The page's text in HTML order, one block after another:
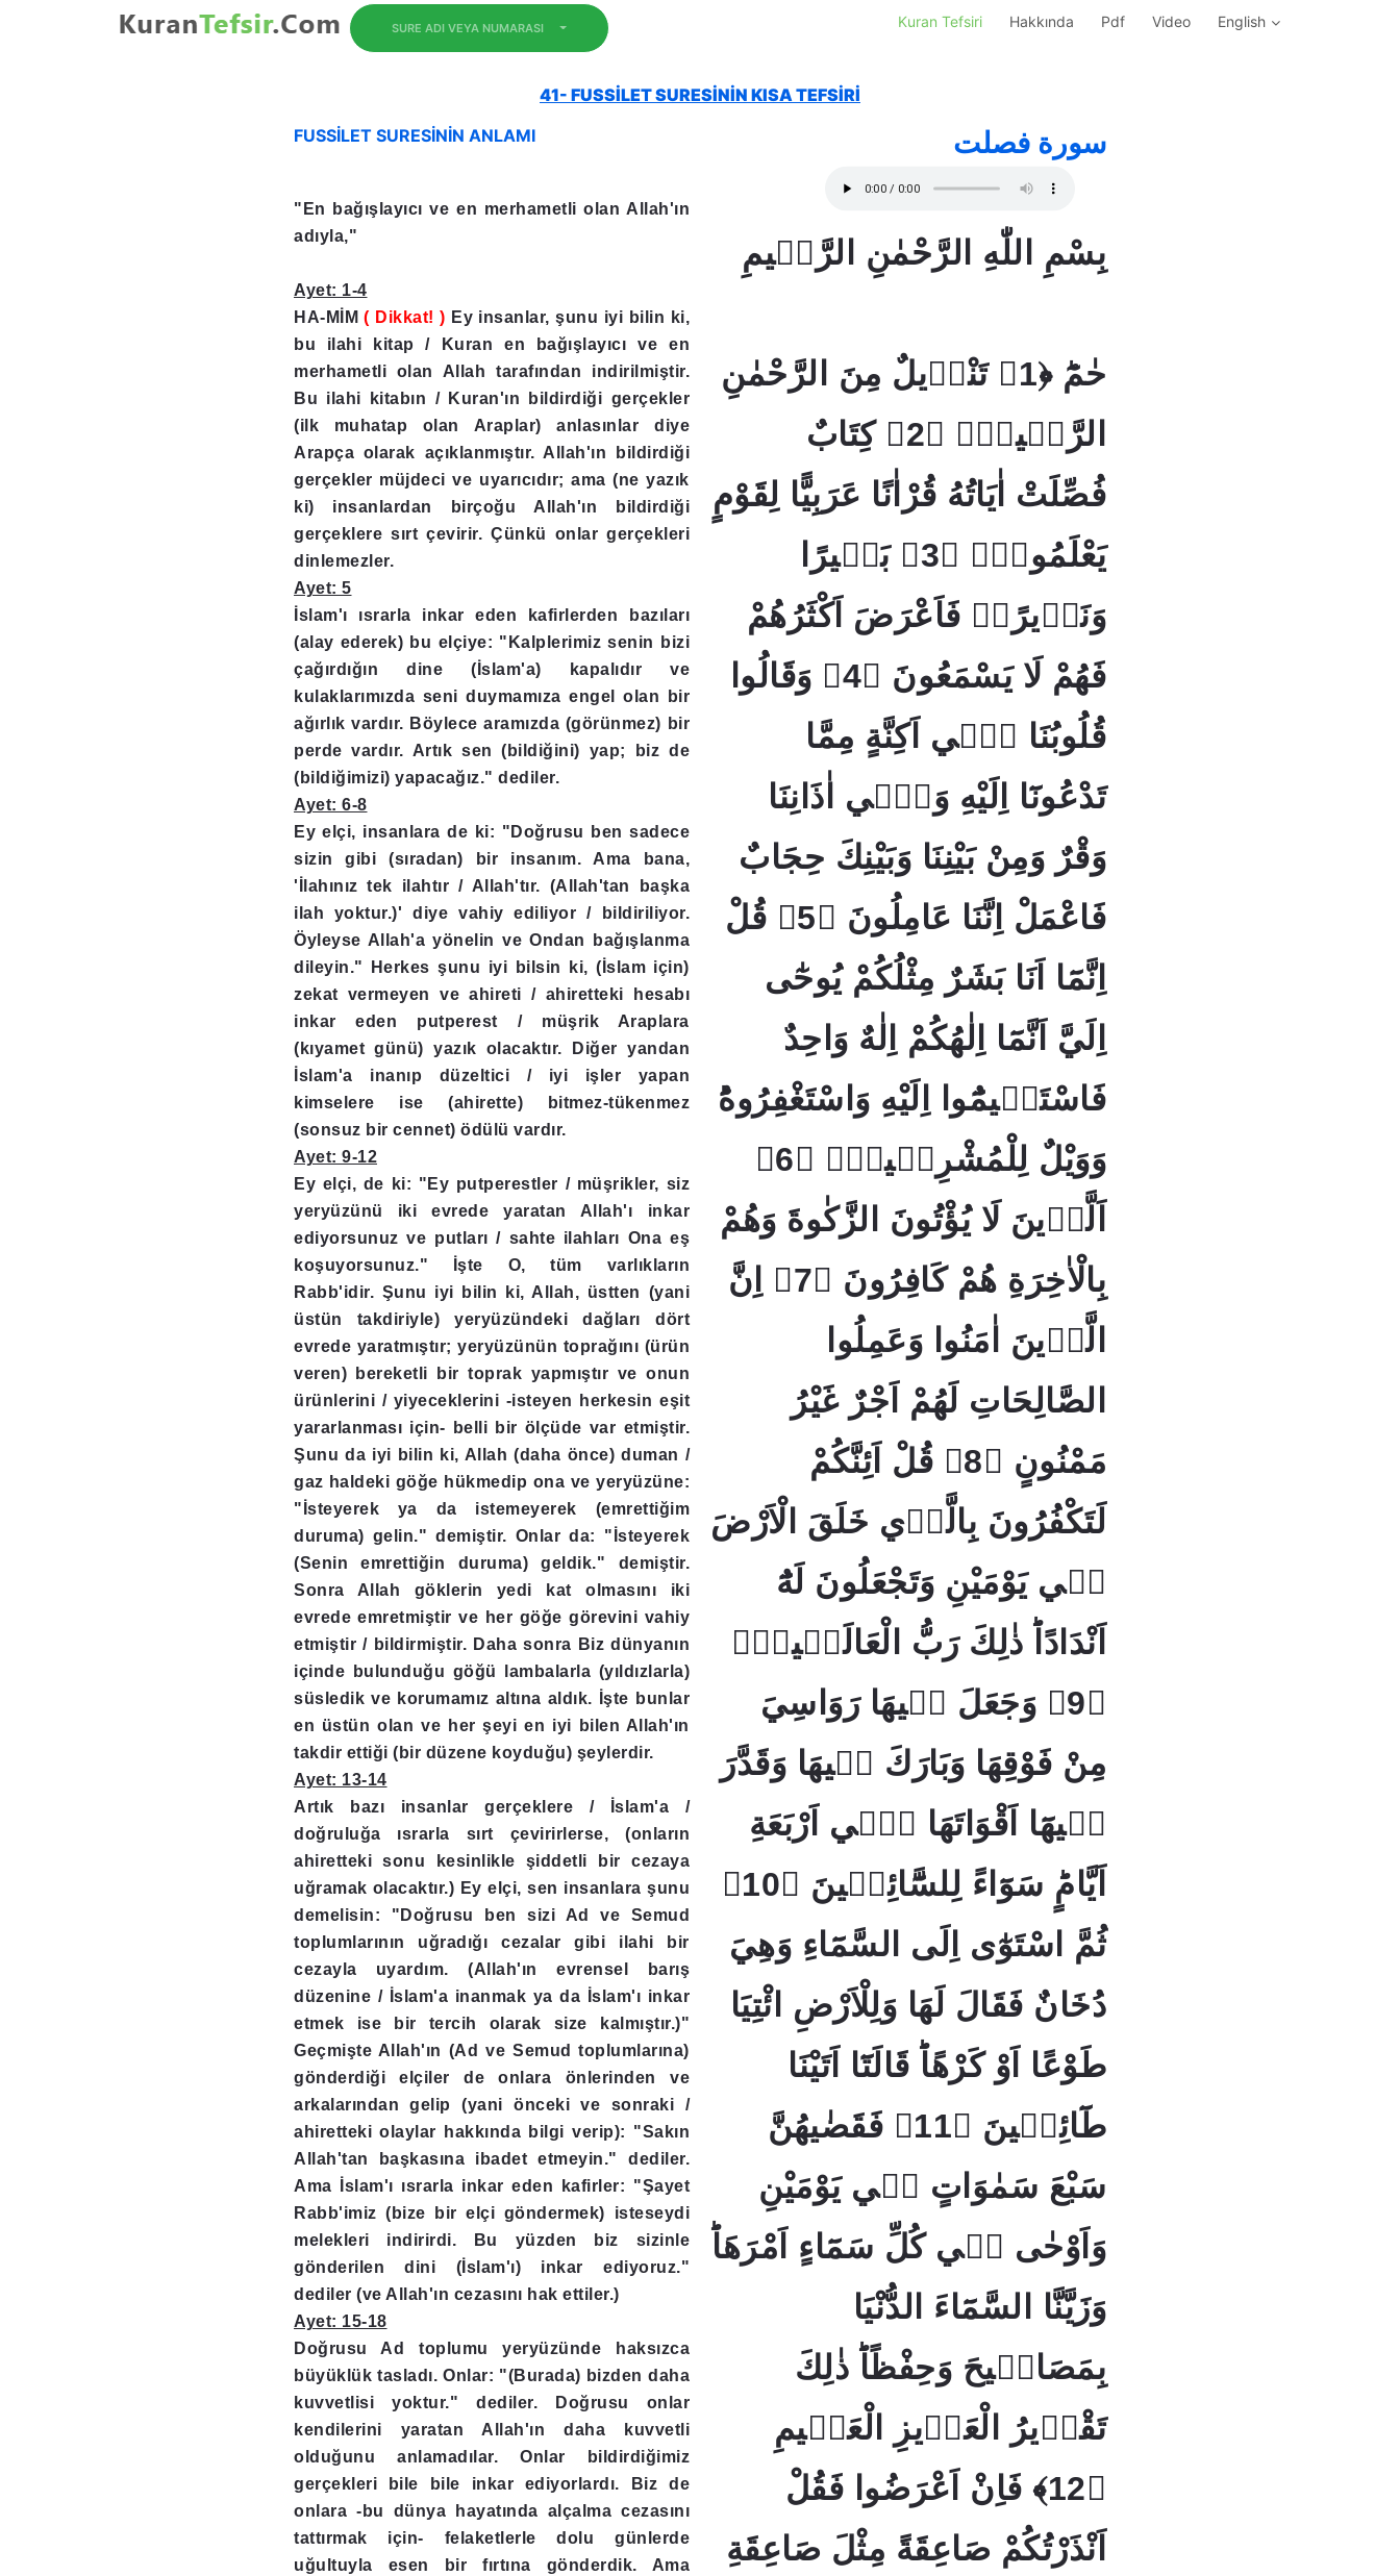
Kuran Tefsiri Hakkında Pdf Video English
SURE ADI VEYA NUMARASI
41- FUSSİLET SURESİNİN KISA TEFSİRİ
FUSSİLET SURESİNİN ANLAMI
"En bağışlayıcı ve en merhametli olan Allah'ın
adıyla,"
Ayet: 1-4
HA-MİM( Dikkat! ) Ey insanlar, şunu iyi bilin ki,
bu ilahi kitap / Kuran en bağışlayıcı ve en
merhametli olan Allah tarafından indirilmiştir.
Bu ilahi kitabın / Kuran'ın bildirdiği gerçekler
(ilk muhatap olan Araplar) anlasınlar diye
Arapça olarak açıklanmıştır. Allah'ın bildirdiği
gerçekler müjdeci ve uyarıcıdır; ama (ne yazık
ki) insanlardan birçoğu Allah'ın bildirdiği
gerçeklere sırt çevirir. Çünkü onlar gerçekleri
dinlemezler.
Ayet: 5
İslam'ı ısrarla inkar eden kafirlerden bazıları
(alay ederek) bu elçiye: "Kalplerimiz senin bizi
çağırdığın dine (İslam'a) kapalıdır ve
kulaklarımızda seni duymamıza engel olan bir
ağırlık vardır. Böylece aramızda (görünmez) bir
perde vardır. Artık sen (bildiğini) yap; biz de
(bildiğimizi) yapacağız." dediler.
Ayet: 6-8
Ey elçi, insanlara de ki: "Doğrusu ben sadece
sizin gibi (sıradan) bir insanım. Ama bana,
'İlahınız tek ilahtır / Allah'tır. (Allah'tan başka
ilah yoktur.)' diye vahiy ediliyor / bildiriliyor.
Öyleyse Allah'a yönelin ve Ondan bağışlanma
dileyin." Herkes şunu iyi bilsin ki, (İslam için)
zekat vermeyen ve ahireti / ahiretteki hesabı
inkar eden putperest / müşrik Araplara
(kıyamet günü) yazık olacaktır. Diğer yandan
İslam'a inanıp düzeltici / iyi işler yapan
kimselere ise (ahirette) bitmez-tükenmez
(sonsuz bir cennet) ödülü vardır.
Ayet: 9-12
Ey elçi, de ki: "Ey putperestler / müşrikler, siz
yeryüzünü iki evrede yaratan Allah'ı inkar
ediyorsunuz ve putları / sahte ilahları Ona eş
koşuyorsunuz." İşte O, tüm varlıkların
Rabb'idir. Şunu iyi bilin ki, Allah, üstten (yani
üstün takdiriyle) yeryüzündeki dağları dört
evrede yaratmıştır; yeryüzünün toprağını (ürün
veren) bereketli bir toprak yapmıştır ve onun
ürünlerini / yiyeceklerini -isteyen herkesin eşit
yararlanması için- belli bir ölçüde var etmiştir.
Şunu da iyi bilin ki, Allah (daha önce) duman /
gaz haldeki göğe hükmedip ona ve yeryüzüne:
"İsteyerek ya da istemeyerek (emrettiğim
duruma) gelin." demiştir. Onlar da: "İsteyerek
(Senin emrettiğin duruma) geldik." demiştir.
Sonra Allah göklerin yedi kat olmasını iki
evrede emretmiştir ve her göğe görevini vahiy
etmiştir / bildirmiştir. Daha sonra Biz dünyanın
içinde bulunduğu göğü lambalarla (yıldızlarla)
süsledik ve korumamız altına aldık. İşte bunlar
en üstün olan ve her şeyi en iyi bilen Allah'ın
takdir ettiği (bir düzene koyduğu) şeylerdir.
Ayet: 13-14
Artık bazı insanlar gerçeklere / İslam'a /
doğruluğa ısrarla sırt çevirirlerse, (onların
ahiretteki sonu kesinlikle şiddetli bir cezaya
uğramak olacaktır.) Ey elçi, sen insanlara şunu
demelisin: "Doğrusu ben sizi Ad ve Semud
toplumlarının uğradığı cezalar gibi ilahi bir
cezayla uyardım. (Allah'ın evrensel barış
düzenine / İslam'a inanmak ya da İslam'ı inkar
etmek ise bir tercih olarak size kalmıştır.)"
Geçmişte Allah'ın (Ad ve Semud toplumlarına)
gönderdiği elçiler de onlara önlerinden ve
arkalarından gelip (yani önceki ve sonraki /
ahiretteki olaylar hakkında bilgi verip): "Sakın
Allah'tan başkasına ibadet etmeyin." dediler.
Ama İslam'ı ısrarla inkar eden kafirler: "Şayet
Rabb'imiz (bize bir elçi göndermek) isteseydi
melekleri indirirdi. Bu yüzden biz sizinle
gönderilen dini (İslam'ı) inkar ediyoruz."
dediler (ve Allah'ın cezasını hak ettiler.)
Ayet: 15-18
Doğrusu Ad toplumu yeryüzünde haksızca
büyüklük tasladı. Onlar: "(Burada) bizden daha
kuvvetlisi yoktur." dediler. Doğrusu onlar
kendilerini yaratan Allah'ın daha kuvvetli
olduğunu anlamadılar. Onlar bildirdiğimiz
gerçekleri bile bile inkar ediyorlardı. Biz de
onlara -bu dünya hayatında alçalma cezasını
tattırmak için- felaketlerle dolu günlerde
uğultuyla esen bir fırtına gönderdik. Ama
سورة فصلت
بِسْمِ اللّٰهِ الرَّحْمٰنِ الرَّحٖيمِ
حٰمٓؕ ﴿1﴾ تَنْزٖيلٌ مِنَ الرَّحْمٰنِ
الرَّحٖيمِۚ ﴿2﴾ كِتَابٌ
فُصِّلَتْ اٰيَاتُهُ قُرْاٰنًا عَرَبِيًّا لِقَوْمٍ
يَعْلَمُونَۙ ﴿3﴾ بَشٖيرًا
وَنَذٖيرًاۚ فَاَعْرَضَ اَكْثَرُهُمْ
فَهُمْ لَا يَسْمَعُونَ ﴿4﴾ وَقَالُوا
قُلُوبُنَا فٖٓي اَكِنَّةٍ مِمَّا
تَدْعُونَٓا اِلَيْهِ وَفٖٓي اٰذَانِنَا
وَقْرٌ وَمِنْ بَيْنِنَا وَبَيْنِكَ حِجَابٌ
فَاعْمَلْ اِنَّنَا عَامِلُونَ ﴿5﴾ قُلْ
اِنَّمَٓا اَنَا بَشَرٌ مِثْلُكُمْ يُوحٰٓى
اِلَيَّ اَنَّمَٓا اِلٰهُكُمْ اِلٰهٌ وَاحِدٌ
فَاسْتَقٖيمُٓوا اِلَيْهِ وَاسْتَغْفِرُوهُؕ
وَوَيْلٌ لِلْمُشْرِكٖينَۙ ﴿6﴾
اَلَّذٖينَ لَا يُؤْتُونَ الزَّكٰوةَ وَهُمْ
بِالْاٰخِرَةِ هُمْ كَافِرُونَ ﴿7﴾ اِنَّ
الَّذٖينَ اٰمَنُوا وَعَمِلُوا
الصَّالِحَاتِ لَهُمْ اَجْرٌ غَيْرُ
مَمْنُونٍ ﴿8﴾ قُلْ اَئِنَّكُمْ
لَتَكْفُرُونَ بِالَّذٖي خَلَقَ الْاَرْضَ
فٖي يَوْمَيْنِ وَتَجْعَلُونَ لَهُٓ
اَنْدَادًاؕ ذٰلِكَ رَبُّ الْعَالَمٖينَۚ
﴿9﴾ وَجَعَلَ فٖيهَا رَوَاسِيَ
مِنْ فَوْقِهَا وَبَارَكَ فٖيهَا وَقَدَّرَ
فٖيهَٓا اَقْوَاتَهَا فٖٓي اَرْبَعَةِ
اَيَّامٍؕ سَوَٓاءً لِلسَّٓائِلٖينَ ﴿10﴾
ثُمَّ اسْتَوٰٓى اِلَى السَّمَٓاءِ وَهِيَ
دُخَانٌ فَقَالَ لَهَا وَلِلْاَرْضِ ائْتِيَا
طَوْعًا اَوْ كَرْهًاؕ قَالَتَٓا اَتَيْنَا
طَٓائِعٖينَ ﴿11﴾ فَقَضٰيهُنَّ
سَبْعَ سَمٰوَاتٍ فٖي يَوْمَيْنِ
وَاَوْحٰى فٖي كُلِّ سَمَٓاءٍ اَمْرَهَاؕ
وَزَيَّنَّا السَّمَٓاءَ الدُّنْيَا
بِمَصَابٖيحَ وَحِفْظًاؕ ذٰلِكَ
تَقْدٖيرُ الْعَزٖيزِ الْعَلٖيمِ
﴿12﴾ فَاِنْ اَعْرَضُوا فَقُلْ
اَنْذَرْتُكُمْ صَاعِقَةً مِثْلَ صَاعِقَةِ